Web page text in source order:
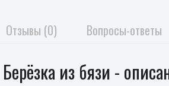
Отзывы (0) Вопросы-ответы
из бязи -